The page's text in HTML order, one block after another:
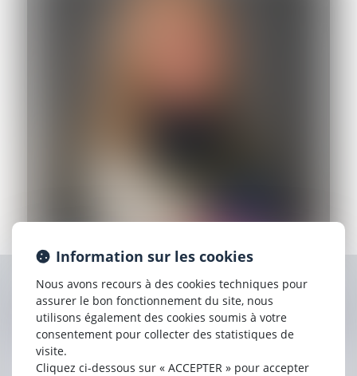
ContacterSégolène MINARD
Information sur les cookies
Nous avons recours à des cookies techniques pour
assurer le bon fonctionnement du site, nous
utilisons également des cookies soumis à votre
consentement pour collecter des statistiques de
visite.
Cliquez ci-dessous sur « ACCEPTER » pour accepter